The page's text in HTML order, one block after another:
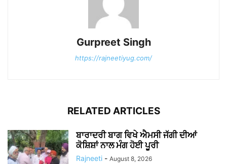
Gurpreet Singh
https://rajneetiyug.com/
RELATED ARTICLES
ਬਾਰਾਦਰੀ ਬਾਗ ਵਿਖੇ ਐਮਸੀ ਜੱਗੀ ਦੀਆਂ
ਕੋਸ਼ਿਸ਼ਾਂ ਨਾਲ ਮੰਗ ਹੋਈ ਪੂਰੀ
Rajneeti - August 8, 2026